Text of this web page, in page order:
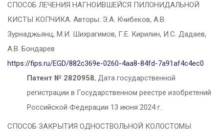
СПОСОБ ЛЕЧЕНИЯ НАГНОИВШЕЙСЯ ПИЛОНИДАЛЬНОЙ
КИСТЫ КОПЧИКА. Авторы: Э.А. Кчибеков, А.В.
Зурнаджьянц, М.И. Шихрагимов, Г.Е. Кирилин, И.С. Дадаев,
А.В. Бондарев
https://fips.ru/EGD/882c369e-0260-4aa8-84fd-7a91af4c4ec0
Патент № 2820958, Дата государственной
регистрации в Государственном реестре изобретений
Российской Федерации 13 июня 2024 г.
СПОСОБ ЗАКРЫТИЯ ОДНОСТВОЛЬНОЙ КОЛОСТОМЫ